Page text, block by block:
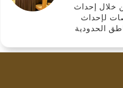
خلال إحداث
لإحداث
الحدودية